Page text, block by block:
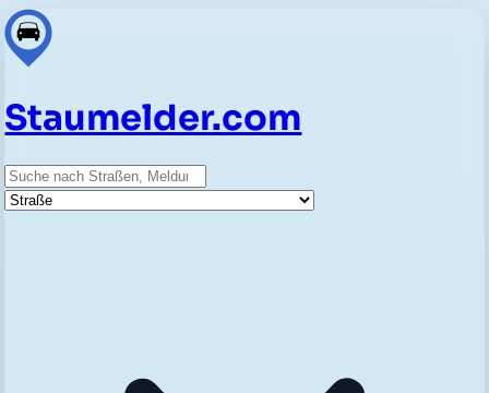
Staumelder.com
Suche
Straße